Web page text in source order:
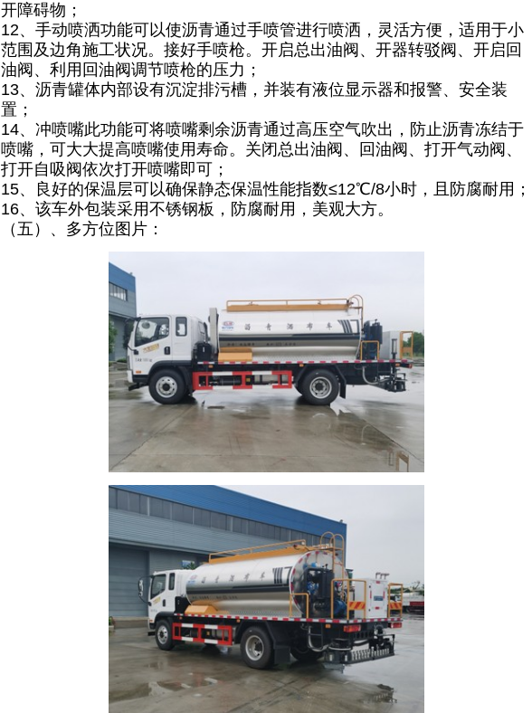
开障碍物；
12、手动喷洒功能可以使沥青通过手喷管进行喷洒，灵活方便，适用于小
范围及边角施工状况。接好手喷枪。开启总出油阀、开器转驳阀、开启回
油阀、利用回油阀调节喷枪的压力；
13、沥青罐体内部设有沉淀排污槽，并装有液位显示器和报警、安全装
置；
14、冲喷嘴此功能可将喷嘴剩余沥青通过高压空气吹出，防止沥青冻结于
喷嘴，可大大提高喷嘴使用寿命。关闭总出油阀、回油阀、打开气动阀、
打开自吸阀依次打开喷嘴即可；
15、良好的保温层可以确保静态保温性能指数≤12℃/8小时，且防腐耐用；
16、该车外包装采用不锈钢板，防腐耐用，美观大方。
（五）、多方位图片：